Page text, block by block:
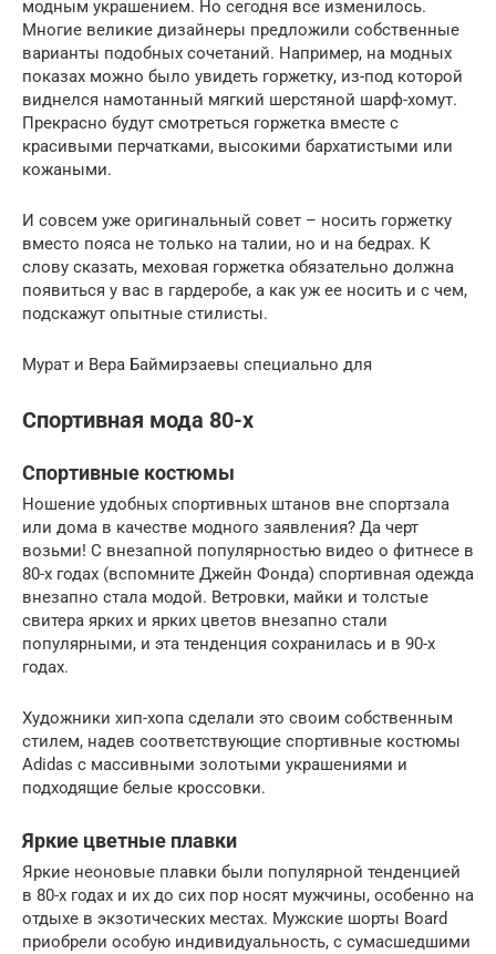
модным украшением. Но сегодня все изменилось.
Многие великие дизайнеры предложили собственные
варианты подобных сочетаний. Например, на модных
показах можно было увидеть горжетку, из-под которой
виднелся намотанный мягкий шерстяной шарф-хомут.
Прекрасно будут смотреться горжетка вместе с
красивыми перчатками, высокими бархатистыми или
кожаными.
И совсем уже оригинальный совет – носить горжетку
вместо пояса не только на талии, но и на бедрах. К
слову сказать, меховая горжетка обязательно должна
появиться у вас в гардеробе, а как уж ее носить и с чем,
подскажут опытные стилисты.
Мурат и Вера Баймирзаевы специально для
Спортивная мода 80-х
Спортивные костюмы
Ношение удобных спортивных штанов вне спортзала
или дома в качестве модного заявления? Да черт
возьми! С внезапной популярностью видео о фитнесе в
80-х годах (вспомните Джейн Фонда) спортивная одежда
внезапно стала модой. Ветровки, майки и толстые
свитера ярких и ярких цветов внезапно стали
популярными, и эта тенденция сохранилась и в 90-х
годах.
Художники хип-хопа сделали это своим собственным
стилем, надев соответствующие спортивные костюмы
Adidas с массивными золотыми украшениями и
подходящие белые кроссовки.
Яркие цветные плавки
Яркие неоновые плавки были популярной тенденцией
в 80-х годах и их до сих пор носят мужчины, особенно на
отдыхе в экзотических местах. Мужские шорты Board
приобрели особую индивидуальность, с сумасшедшими